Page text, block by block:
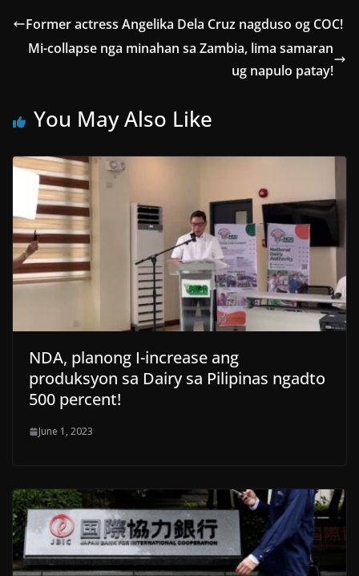
Former actress Angelika Dela Cruz nagduso og COC!
Mi-collapse nga minahan sa Zambia, lima samaran
ug napulo patay!
You May Also Like
NDA, planong I-increase ang
produksyon sa Dairy sa Pilipinas ngadto
500 percent!
June 1, 2023